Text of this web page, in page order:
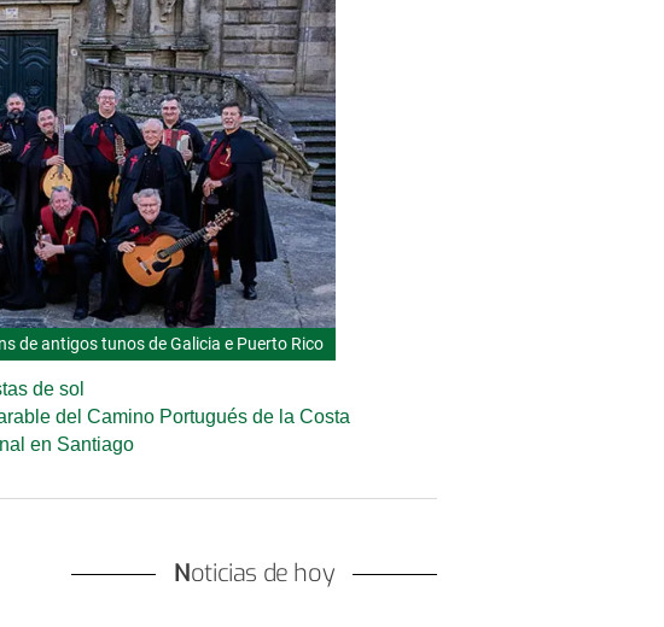
de antigos tunos de Galicia e Puerto Rico
de sol
del Camino Portugués de la Costa
en Santiago
Noticias de hoy